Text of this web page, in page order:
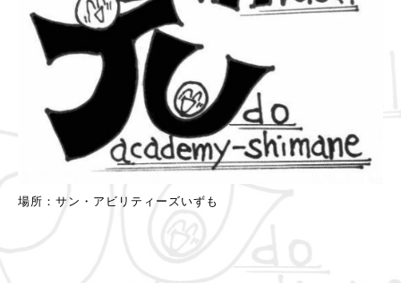
場所：サン・アビリティーズいずも